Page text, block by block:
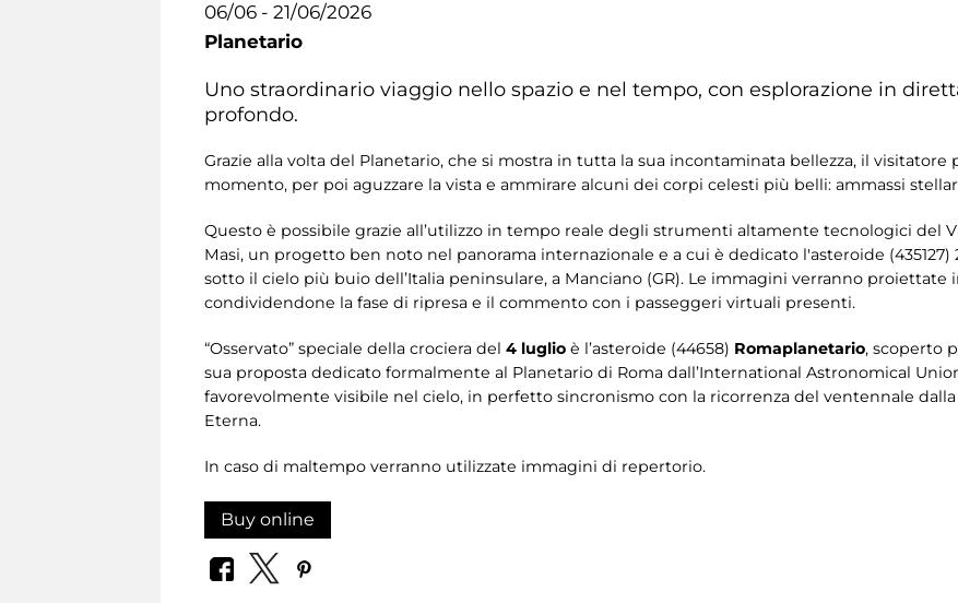
06/06 - 21/06/2026
Planetario
Uno straordinario viaggio nello spazio e nel tempo, con esplorazione in
profondo.
Grazie alla volta del Planetario, che si mostra in tutta la sua incontaminata bellezza, il
momento, per poi aguzzare la vista e ammirare alcuni dei corpi celesti più belli: ammassi
Questo è possibile grazie all’utilizzo in tempo reale degli strumenti altamente tecnologici del
Masi, un progetto ben noto nel panorama internazionale e a cui è dedicato l'asteroide (435127)
sotto il cielo più buio dell’Italia peninsulare, a Manciano (GR). Le immagini verranno
condividendone la fase di ripresa e il commento con i passeggeri virtuali presenti.
“Osservato” speciale della crociera del 4 luglio è l’asteroide (44658) Romaplanetario, scoperto
sua proposta dedicato formalmente al Planetario di Roma dall’International Astronomical
favorevolmente visibile nel cielo, in perfetto sincronismo con la ricorrenza del ventennale
Eterna.
In caso di maltempo verranno utilizzate immagini di repertorio.
Buy online